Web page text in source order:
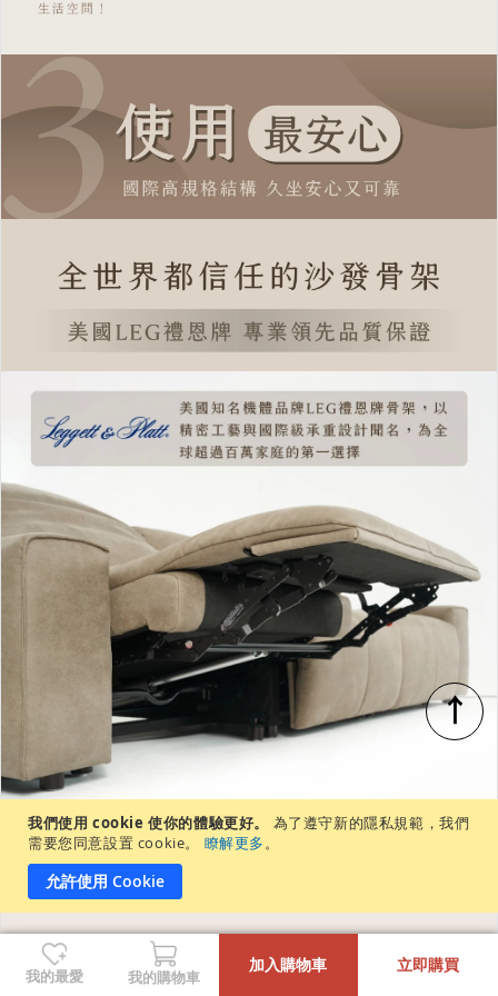
我們使用 cookie 使你的體驗更好。
為了遵守新的隱私規範，我們
需要您同意設置 cookie。
瞭解更多。
允許使用 Cookie
↑
我的最愛 我的購物車
加入購物車 立即購買
+
-